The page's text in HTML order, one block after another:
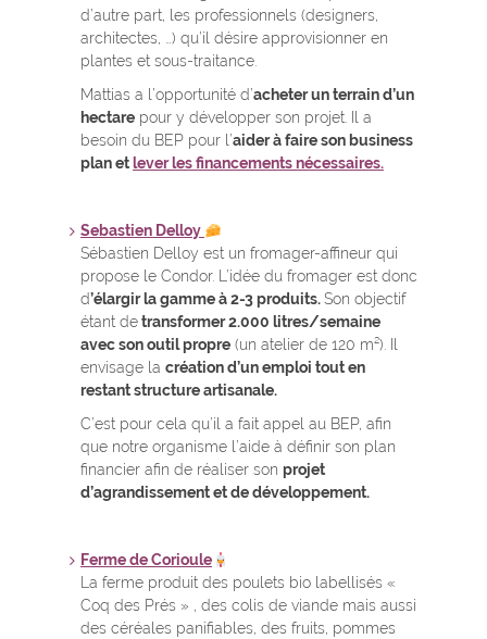
d’autre part, les professionnels (designers,
architectes, …) qu’il désire approvisionner en
plantes et sous-traitance.
Mattias a l’opportunité d’acheter un terrain d’un
hectare pour y développer son projet. Il a
besoin du BEP pour l’aider à faire son business
plan etlever les financements nécessaires.
Sebastien Delloy
Sébastien Delloy est un fromager-affineur qui
propose le Condor. L’idée du fromager est donc
d’élargir la gamme à 2-3 produits.Son objectif
étant detransformer 2.000 litres/semaine
avec son outil propre (un atelier de 120 m²). Il
envisage la création d’un emploi tout en
restant structure artisanale.
C’est pour cela qu’il a fait appel au BEP, afin
que notre organisme l’aide à définir son plan
financier afin de réaliser son projet
d’agrandissement et de développement.
Ferme de Corioule
La ferme produit des poulets bio labellisés «
Coq des Prés » , des colis de viande mais aussi
des céréales panifiables, des fruits, pommes